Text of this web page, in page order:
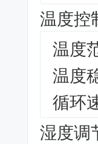
温度控
温度
温度
循环
湿度调